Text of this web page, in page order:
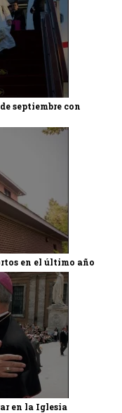
septiembre con
en el último año
en la Iglesia